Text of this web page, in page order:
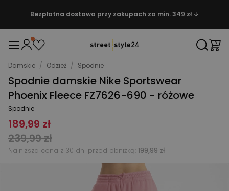
Bezpłatna dostawa przy zakupach za min. 349 zł ↓
Damskie / Odzież / Spodnie
Spodnie damskie Nike Sportswear
Phoenix Fleece FZ7626-690 - różowe
Spodnie
189,99 zł
239,99 zł
Najniższa cena z 30 dni przed obniżką: 199,99 zł